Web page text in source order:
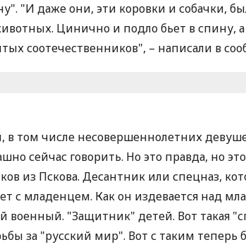
"И даже они, эти коровки и собачки,
Цинично и подло бьет в спину, а
соотечественников", – написали в
в том числе несовершеннолетних
сейчас говорить. Но это правда, но
из Пскова. Десантник или спецназ,
с младенцем. Как он издевается над
военный. "Защитник" детей. Вот такая
за "русский мир". Вот с таким теперь